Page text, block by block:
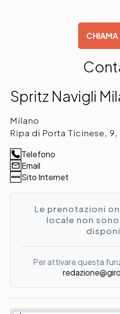
CHIAMA
Spritz Navigli
Milano
Ripa di Porta Ticinese,
Telefono
Email
Sito Internet
Le prenotazioni
locale non
Per attivare questa